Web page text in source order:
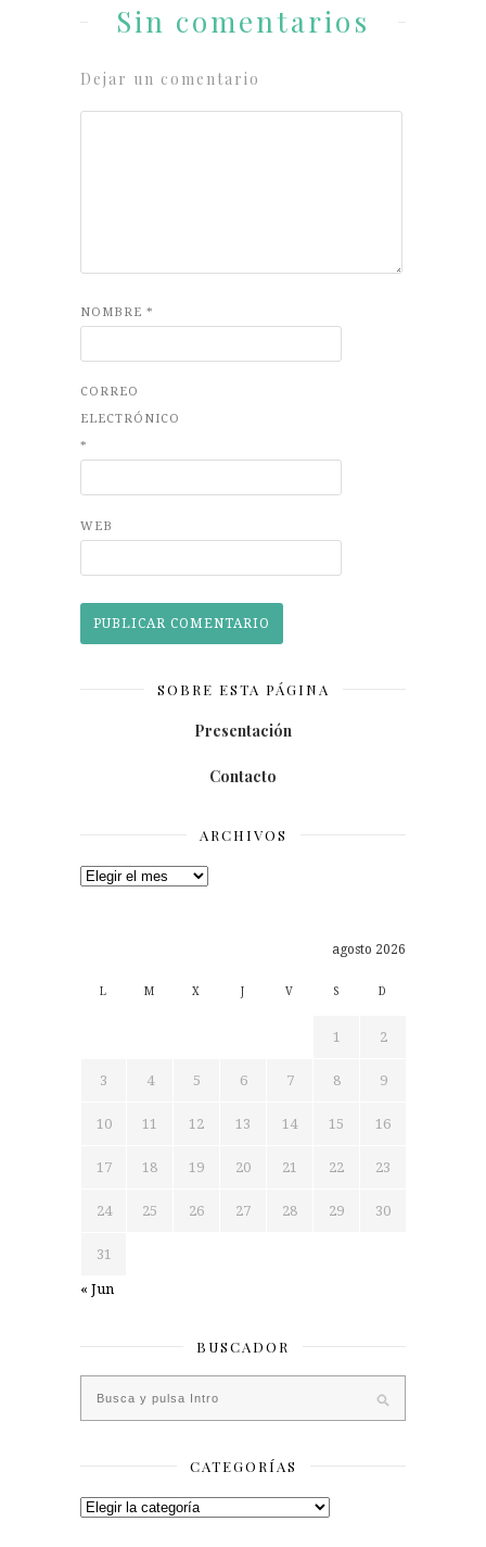
Sin comentarios
Dejar un comentario
NOMBRE *
CORREO
ELECTRÓNICO
*
WEB
SOBRE ESTA PÁGINA
Presentación
Contacto
ARCHIVOS
Archivos
agosto 2026
L M X J V S D
1 2
3 4 5 6 7 8 9
10 11 12 13 14 15 16
17 18 19 20 21 22 23
24 25 26 27 28 29 30
31
« Jun
BUSCADOR
CATEGORÍAS
Categorías